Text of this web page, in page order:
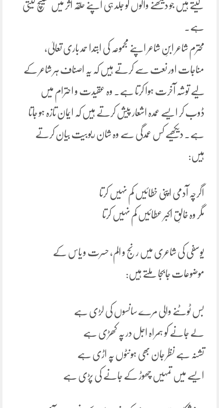
لیتے ہیں جو دیکھنے والوں کو جلد ہی اپنے حلقہ اثر میں کھینچ لیتی
ہے.
محترم شاعر ابنِ شاعر اپنے مجموعہ کی ابتدا حمد باری تعالیٰ،
مناجات اور نعت سے کرتے ہیں کہ یہ اصناف ہر شاعر کے
لیے توشہ آخرت ہوا کرتا ہے. وہ عقیدت و احترام میں
ڈوب کر ایسے عمدہ اشعار پیش کرتے ہیں کہ ایمان تازہ ہو جاتا
ہے. دیکھیے کس عمدگی سے وہ شان ربوبیت بیان کرتے
ہیں:
اگرچہ آدمی اپنی خطائیں کم نہیں کرتا
مگر وہ خالقِ اکبر عطائیں کم نہیں کرتا
یوسفی کی شاعری میں رنج و الم، حسرت و یاس کے
موضوعات جابجا ملتے ہیں:
بس ٹوٹنے والی مرے سانسوں کی لڑی ہے
لے جانے کو ہمراہ اجل در پہ کھڑی ہے
تشنہ ہے نظر جان بھی ہونٹوں پہ اڑی ہے
ایسے میں تمہیں چھوڑ کے جانے کی پڑی ہے